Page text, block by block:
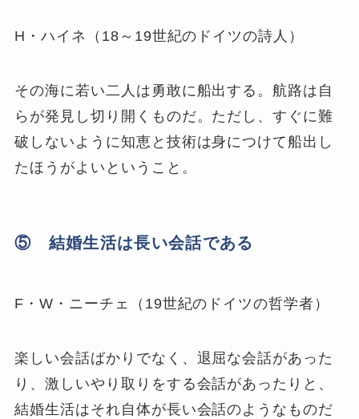
H・ハイネ（18～19世紀のドイツの詩人）
その海に若い二人は勇敢に船出する。航路は自
らが発見し切り開くものだ。ただし、すぐに難
破しないように知恵と技術は身につけて船出し
たほうがよいということ。
⑤ 結婚生活は長い会話である
F・W・ニーチェ（19世紀のドイツの哲学者）
楽しい会話ばかりでなく、退屈な会話があった
り、激しいやり取りをする会話があったりと、
結婚生活はそれ自体が長い会話のようなものだ